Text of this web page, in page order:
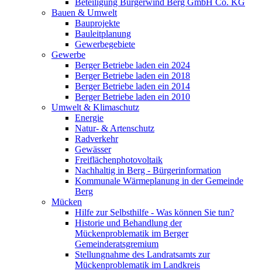
Beteiligung Bürgerwind Berg GmbH Co. KG
Bauen & Umwelt
Bauprojekte
Bauleitplanung
Gewerbegebiete
Gewerbe
Berger Betriebe laden ein 2024
Berger Betriebe laden ein 2018
Berger Betriebe laden ein 2014
Berger Betriebe laden ein 2010
Umwelt & Klimaschutz
Energie
Natur- & Artenschutz
Radverkehr
Gewässer
Freiflächenphotovoltaik
Nachhaltig in Berg - Bürgerinformation
Kommunale Wärmeplanung in der Gemeinde
Berg
Mücken
Hilfe zur Selbsthilfe - Was können Sie tun?
Historie und Behandlung der
Mückenproblematik im Berger
Gemeinderatsgremium
Stellungnahme des Landratsamts zur
Mückenproblematik im Landkreis